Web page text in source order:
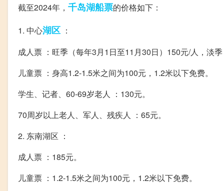
截至2024年， 千岛湖船票的价格如下：
1. 中心湖区 ：
成人票 ：旺季（每年3月1日至11月30日）150元/人，淡
儿童票 ：身高1.2-1.5米之间为100元，1.2米以下免费。
学生、记者、60-69岁老人 ：130元。
70周岁以上老人、军人、残疾人 ：65元。
2. 东南湖区 ：
成人票 ：185元。
儿童票 ：1.2-1.5米之间为100元，1.2米以下免费。